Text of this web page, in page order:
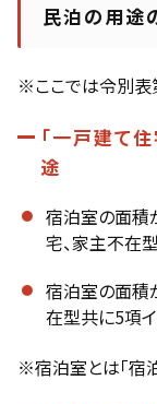
民泊の用途
※ここでは令別表
「一戸建て
途
宿泊室の面積
宅、家主不在
宿泊室の面積
在型共に5項イ
※宿泊室とは「宿